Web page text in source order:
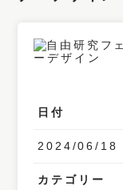
カラー
デザイン
タイプ
要素
日付
2024/06/18
カテゴリー